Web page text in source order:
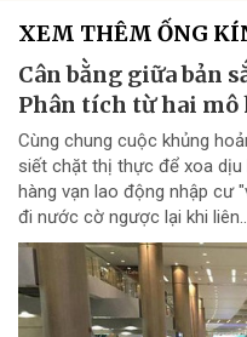
XEM THÊM ỐNG
Cân bằng giữa bản
Phân tích từ hai
Cùng chung cuộc khủng
siết chặt thị thực để xoa
hàng vạn lao động nhập cư
đi nước cờ ngược lại khi